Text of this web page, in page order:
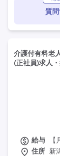
交通費支給
質
介護付有料老
(正社員)求人
給与
住所 新